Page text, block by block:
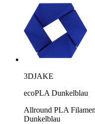
3DJAKE
ecoPLA Dunkelblau
Allround PLA
Dunkelblau